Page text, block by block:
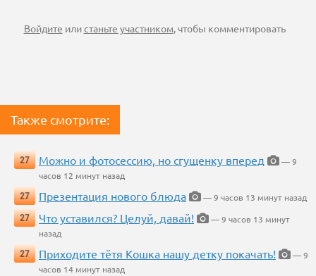
Войдите илистаньте участником, чтобы комментировать
Также смотрите:
27 Можно и фотосессию, но сгущенку вперед
— 9
часов 12 минут назад
27
Презентация нового блюда
— 9 часов 13 минут назад
27
Что уставился? Целуй, давай!
— 9 часов 13 минут
назад
27
Приходите тётя Кошка нашу детку покачать!
— 9
часов 14 минут назад